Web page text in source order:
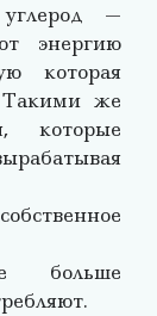
—
энергию
которая
Такими же
которые
больше